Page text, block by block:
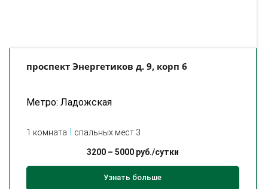
проспект Энергетиков д. 9, корп 6
Метро: Ладожская
1 комната спальных мест 3
3200– 5000руб./сутки
Узнать больше